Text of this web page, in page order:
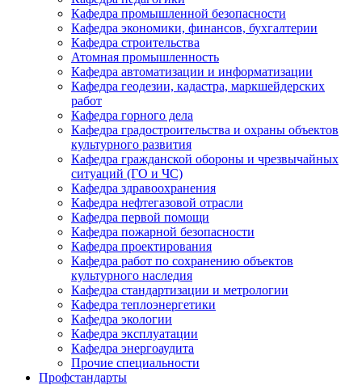
Кафедра промышленной безопасности
Кафедра экономики, финансов, бухгалтерии
Кафедра строительства
Атомная промышленность
Кафедра автоматизации и информатизации
Кафедра геодезии, кадастра, маркшейдерских
работ
Кафедра горного дела
Кафедра градостроительства и охраны объектов
культурного развития
Кафедра гражданской обороны и чрезвычайных
ситуаций (ГО и ЧС)
Кафедра здравоохранения
Кафедра нефтегазовой отрасли
Кафедра первой помощи
Кафедра пожарной безопасности
Кафедра проектирования
Кафедра работ по сохранению объектов
культурного наследия
Кафедра стандартизации и метрологии
Кафедра теплоэнергетики
Кафедра экологии
Кафедра эксплуатации
Кафедра энергоаудита
Прочие специальности
Профстандарты